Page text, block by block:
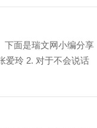
下面是瑞文网小编分享
爱玲 2. 对于不会说话